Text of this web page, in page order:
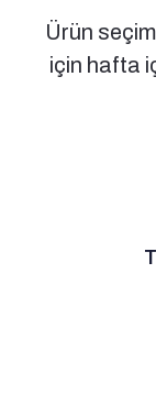
Ürün
için hafta